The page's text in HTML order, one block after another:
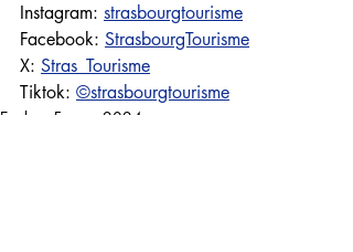
Instagram: strasbourgtourisme
Facebook: StrasbourgTourisme
X: Stras_Tourisme
Tiktok: ©strasbourgtourisme
Explore France 2024